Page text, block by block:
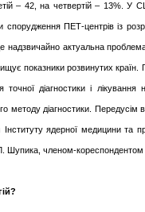
– 42, на четвертій – 13%. У
спорудження ПЕТ-центрів із
надзвичайно актуальна
показники розвинутих
точної діагностики і
методу діагностики. Передусім
ядерної медицини та
Шупика, членом-